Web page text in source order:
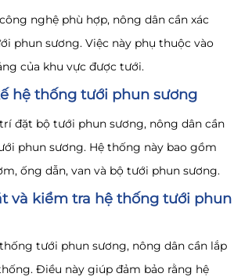
nghệ phù hợp, nông dân cần xác
phun sương. Việc này phụ thuộc vào
của khu vực được tưới.
hệ thống tưới phun sương
đặt bộ tưới phun sương, nông dân cần
phun sương. Hệ thống này bao gồm
ống dẫn, van và bộ tưới phun sương.
và kiểm tra hệ thống tưới phun
tưới phun sương, nông dân cần lắp
Điều này giúp đảm bảo rằng hệ